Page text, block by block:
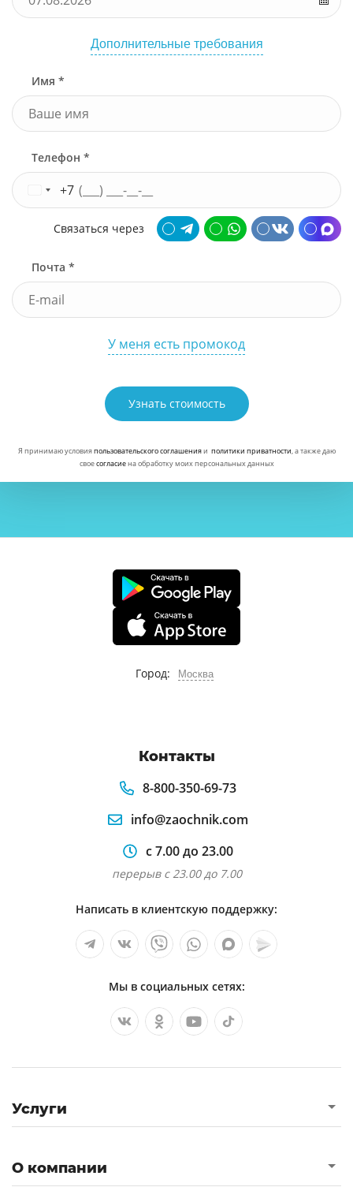
Дополнительные требования
Имя *
Телефон *
+7
Связаться через
Почта *
У меня есть промокод
Узнать стоимость
Я принимаю условияпользовательского соглашенияи политики приватности, а также даю
своесогласиена обработку моих персональных данных
Город: Москва
Контакты
8-800-350-69-73
info@zaochnik.com
с 7.00 до 23.00
перерыв с 23.00 до 7.00
Написать в клиентскую поддержку:
Мы в социальных сетях:
Услуги
О компании